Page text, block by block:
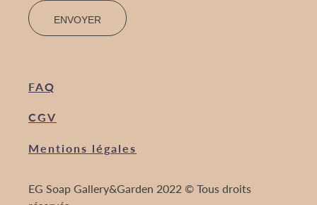
ENVOYER
FAQ
CGV
Mentions légales
EG Soap Gallery&Garden 2022 © Tous droits